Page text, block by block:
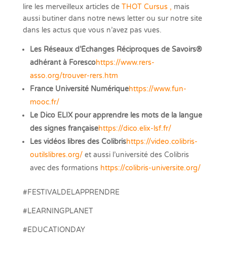
lire les merveilleux articles de THOT Cursus , mais
aussi butiner dans notre news letter ou sur notre site
dans les actus que vous n’avez pas vues.
Les Réseaux d’Échanges Réciproques de Savoirs®
adhérant à Forescohttps://www.rers-
asso.org/trouver-rers.htm
France Université Numériquehttps://www.fun-
mooc.fr/
Le Dico ELIX pour apprendre les mots de la langue
des signes françaisehttps://dico.elix-lsf.fr/
Les vidéos libres des Colibrishttps://video.colibris-
outilslibres.org/et aussi l’université des Colibris
avec des formations https://colibris-universite.org/
#FESTIVALDELAPPRENDRE
#LEARNINGPLANET
#EDUCATIONDAY